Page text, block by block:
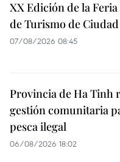
XX Edición de la
de Turismo de
07/08/2026 08:45
Provincia de Ha Tinh
gestión comunitaria
pesca ilegal
06/08/2026 18:02